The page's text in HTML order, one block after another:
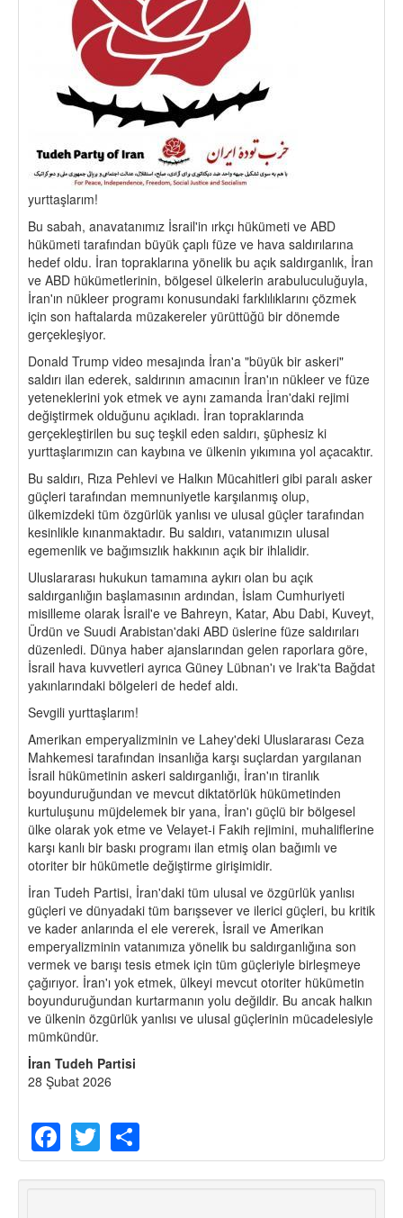
yurttaşlarım!
Bu sabah, anavatanımız İsrail'in ırkçı hükümeti ve ABD
hükümeti tarafından büyük çaplı füze ve hava saldırılarına
hedef oldu. İran topraklarına yönelik bu açık saldırganlık, İran
ve ABD hükümetlerinin, bölgesel ülkelerin arabuluculuğuyla,
İran'ın nükleer programı konusundaki farklılıklarını çözmek
için son haftalarda müzakereler yürüttüğü bir dönemde
gerçekleşiyor.
Donald Trump video mesajında ​​İran'a "büyük bir askeri"
saldırı ilan ederek, saldırının amacının İran'ın nükleer ve füze
yeteneklerini yok etmek ve aynı zamanda İran'daki rejimi
değiştirmek olduğunu açıkladı. İran topraklarında
gerçekleştirilen bu suç teşkil eden saldırı, şüphesiz ki
yurttaşlarımızın can kaybına ve ülkenin yıkımına yol açacaktır.
Bu saldırı, Rıza Pehlevi ve Halkın Mücahitleri gibi paralı asker
güçleri tarafından memnuniyetle karşılanmış olup,
ülkemizdeki tüm özgürlük yanlısı ve ulusal güçler tarafından
kesinlikle kınanmaktadır. Bu saldırı, vatanımızın ulusal
egemenlik ve bağımsızlık hakkının açık bir ihlalidir.
Uluslararası hukukun tamamına aykırı olan bu açık
saldırganlığın başlamasının ardından, İslam Cumhuriyeti
misilleme olarak İsrail'e ve Bahreyn, Katar, Abu Dabi, Kuveyt,
Ürdün ve Suudi Arabistan'daki ABD üslerine füze saldırıları
düzenledi. Dünya haber ajanslarından gelen raporlara göre,
İsrail hava kuvvetleri ayrıca Güney Lübnan'ı ve Irak'ta Bağdat
yakınlarındaki bölgeleri de hedef aldı.
Sevgili yurttaşlarım!
Amerikan emperyalizminin ve Lahey'deki Uluslararası Ceza
Mahkemesi tarafından insanlığa karşı suçlardan yargılanan
İsrail hükümetinin askeri saldırganlığı, İran'ın tiranlık
boyunduruğundan ve mevcut diktatörlük hükümetinden
kurtuluşunu müjdelemek bir yana, İran'ı güçlü bir bölgesel
ülke olarak yok etme ve Velayet-i Fakih rejimini, muhaliflerine
karşı kanlı bir baskı programı ilan etmiş olan bağımlı ve
otoriter bir hükümetle değiştirme girişimidir.
İran Tudeh Partisi, İran'daki tüm ulusal ve özgürlük yanlısı
güçleri ve dünyadaki tüm barışsever ve ilerici güçleri, bu kritik
ve kader anlarında el ele vererek, İsrail ve Amerikan
emperyalizminin vatanımıza yönelik bu saldırganlığına son
vermek ve barışı tesis etmek için tüm güçleriyle birleşmeye
çağırıyor. İran'ı yok etmek, ülkeyi mevcut otoriter hükümetin
boyunduruğundan kurtarmanın yolu değildir. Bu ancak halkın
ve ülkenin özgürlük yanlısı ve ulusal güçlerinin mücadelesiyle
mümkündür.
İran Tudeh Partisi
28 Şubat 2026
Facebook
Twitter